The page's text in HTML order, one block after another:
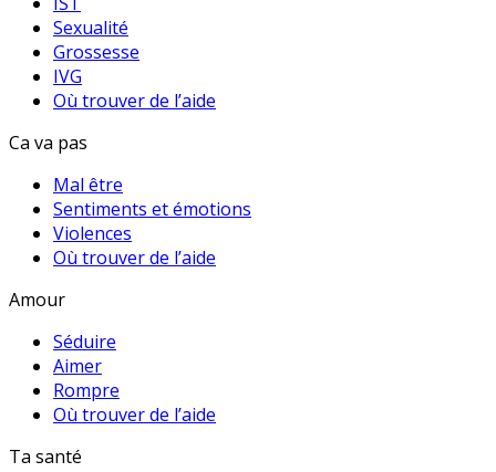
Sexualité
Grossesse
IVG
Où trouver de l’aide
Ca va pas
Mal être
Sentiments et émotions
Violences
Où trouver de l’aide
Amour
Séduire
Aimer
Rompre
Où trouver de l’aide
Ta santé